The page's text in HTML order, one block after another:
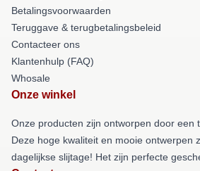
Betalingsvoorwaarden
Teruggave & terugbetalingsbeleid
Contacteer ons
Klantenhulp (FAQ)
Whosale
Onze winkel
Onze producten zijn ontworpen door een
Deze hoge kwaliteit en mooie ontwerpen
dagelijkse slijtage! Het zijn perfecte